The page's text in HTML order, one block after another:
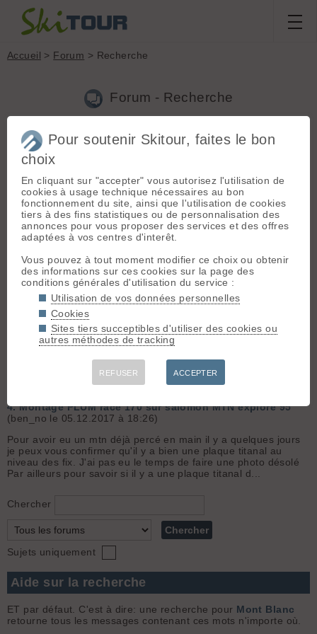
Accueil > Forum > Recherche
Forum - Recherche
Nouveau sujet|Voir tous les sujets
4 résultats
Amélioration chaussures avec chausson, possible ?
(ben_no le 28.04.2020 à 11:21)
Bien sur que c'est possible. Et ca change tout ! J'ai des MTN
lab et j'ai très vite viré le chausson d'origine. Je les ski avec
des chaussons fulltilt de base, résultat, meilleur confort,
meilleur précision, flex un peu plus raide et pour fin...
Col petit saint bernard(ben_no le 02.06.2018 à 18:56)
Ca monte jusqu’à l'hospice, ya une barrière a la sortie de La
Rosière mais ca passe sur le coté ;)
ouverture route roselend(ben_no le 06.05.2018 à 17:01)
la route est coupée après le Chatelard, tu peux monter jusqu’à
Bonneval en faisant le détour par les Echines. A Bonneval la
barrière du col est fermée (tu peux passer sur le co...
4.Montage PLUM race 170 sur salomon MTN explore 95
(ben_no le 05.12.2017 à 18:26)
Pour avoir eu un mtn déjà percé en main il y a quelques jours
je peux vous confirmer qu'il y a bien une plaque titanal au
niveau des fix. J'ai pas eu le temps de faire une photo désolé
Par ailleurs pour savoir si il y a une plaque titanal d...
Chercher
Sujets uniquement
Aide sur la recherche
ET par défaut. C'est à dire: une recherche pour Mont Blanc
retourne tous les messages contenant ces mots n'importe où.
Pour soutenir Skitour, faites le bon
choix
En cliquant sur "accepter" vous autorisez l'utilisation de
cookies à usage technique nécessaires au bon
fonctionnement du site, ainsi que l'utilisation de cookies
tiers à des fins statistiques ou de personnalisation des
annonces pour vous proposer des services et des offres
adaptées à vos centres d'interêt.
Vous pouvez à tout moment modifier ce choix ou obtenir
des informations sur ces cookies sur la page des
conditions générales d'utilisation du service :
Utilisation de vos données personnelles
Cookies
Sites tiers succeptibles d'utiliser des cookies ou
autres méthodes de tracking
REFUSER ACCEPTER